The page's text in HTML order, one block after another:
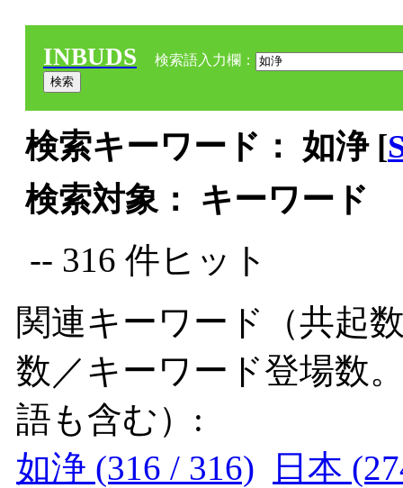
INBUDS 検索語入力欄：
検索キーワード： 如浄 [
検索対象： キーワード
-- 316 件ヒット
関連キーワード（共起
数／キーワード登場数
語も含む）:
如浄 (316 / 316)
日本